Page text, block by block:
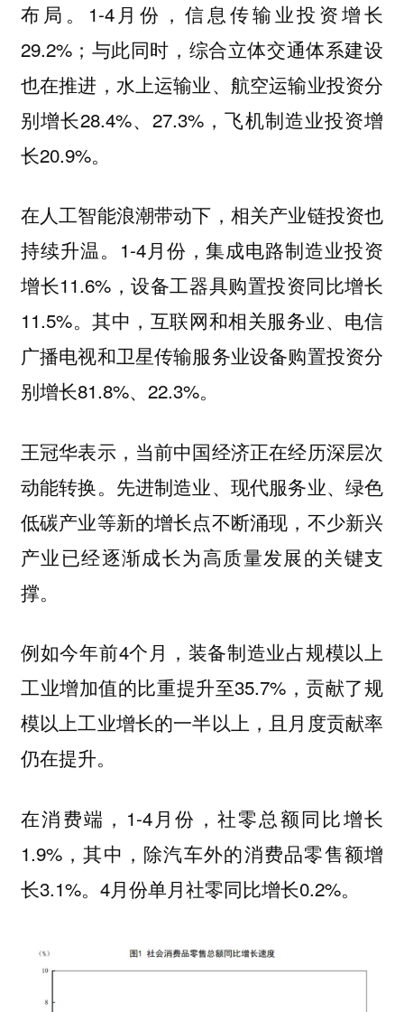
布局。1-4月份，信息传输业投资增长
29.2%；与此同时，综合立体交通体系建设
也在推进，水上运输业、航空运输业投资分
别增长28.4%、27.3%，飞机制造业投资增
长20.9%。
在人工智能浪潮带动下，相关产业链投资也
持续升温。1-4月份，集成电路制造业投资
增长11.6%，设备工器具购置投资同比增长
11.5%。其中，互联网和相关服务业、电信
广播电视和卫星传输服务业设备购置投资分
别增长81.8%、22.3%。
王冠华表示，当前中国经济正在经历深层次
动能转换。先进制造业、现代服务业、绿色
低碳产业等新的增长点不断涌现，不少新兴
产业已经逐渐成长为高质量发展的关键支
撑。
例如今年前4个月，装备制造业占规模以上
工业增加值的比重提升至35.7%，贡献了规
模以上工业增长的一半以上，且月度贡献率
仍在提升。
在消费端，1-4月份，社零总额同比增长
1.9%，其中，除汽车外的消费品零售额增
长3.1%。4月份单月社零同比增长0.2%。